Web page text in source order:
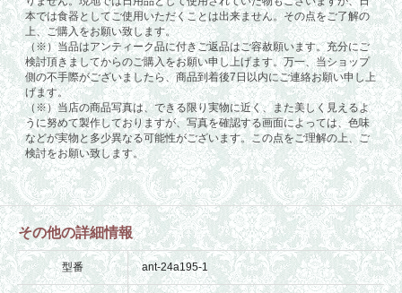
その他の詳細情報
型番 ant-24a195-1